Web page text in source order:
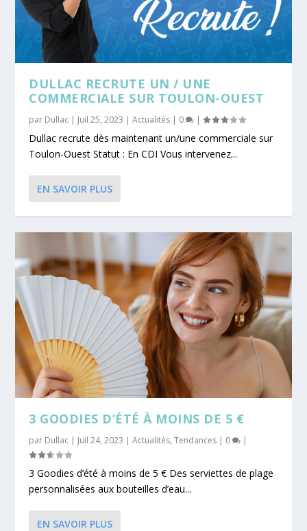
DULLAC RECRUTE UN / UNE
COMMERCIALE SUR TOULON-OUEST
par Dullac | Juil 25, 2023 |Actualités | 0 |
Dullac recrute dès maintenant un/une commerciale sur
Toulon-Ouest Statut : En CDI Vous intervenez...
EN SAVOIR PLUS
3 GOODIES D’ÉTÉ À MOINS DE 5 €
par Dullac | Juil 24, 2023 |Actualités,Tendances | 0 |
3 Goodies d’été à moins de 5 € Des serviettes de plage
personnalisées aux bouteilles d’eau...
EN SAVOIR PLUS